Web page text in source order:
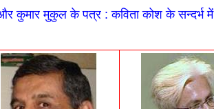
कुमार मुकुल के पत्र : कविता कोश के सन्दर्भ में